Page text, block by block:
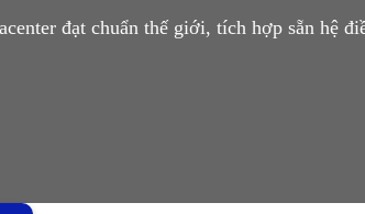
đạt chuẩn thế giới, tích hợp sẵn